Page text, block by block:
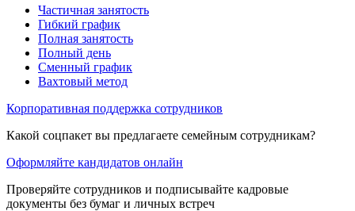
Частичная занятость
Гибкий график
Полная занятость
Полный день
Сменный график
Вахтовый метод
Корпоративная поддержка сотрудников
Какой соцпакет вы предлагаете семейным сотрудникам?
Оформляйте кандидатов онлайн
Проверяйте сотрудников и подписывайте кадровые
документы без бумаг и личных встреч